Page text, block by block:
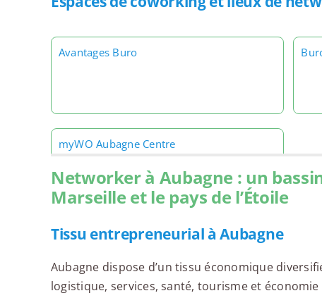
Avantages Buro
myWO Aubagne Centre
Networker à Aubagne : un
Marseille et le pays de l’Étoile
Tissu entrepreneurial à Aubagne
Aubagne dispose d’un tissu économique
logistique, services, santé, tourisme et économie